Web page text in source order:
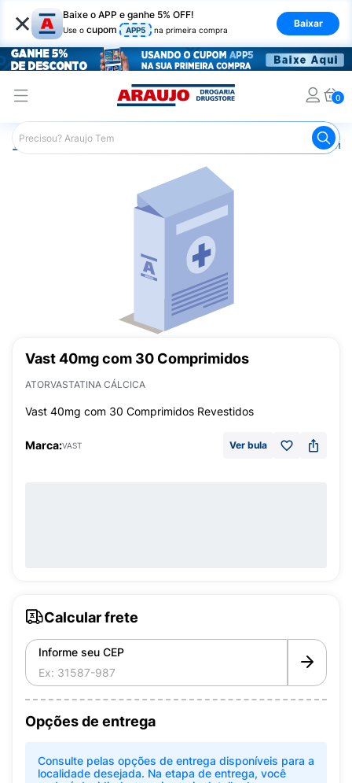
× Baixe o APP e ganhe 5% OFF!
Use o cupom APP5 na primeira compra
Baixar
0
Araujo Medicamentos
Vast 40mg com 30 Comprimidos
ATORVASTATINA CÁLCICA
Vast 40mg com 30 Comprimidos Revestidos
Marca:VAST Ver bula
Calcular frete
Informe seu CEP
Opções de entrega
Consulte pelas opções de entrega disponíveis para a
localidade desejada. Na etapa de entrega, você